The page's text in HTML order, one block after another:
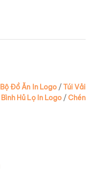
Bộ Đồ Ăn In Logo/Túi Vải
Bình Hủ Lọ In Logo/Chén